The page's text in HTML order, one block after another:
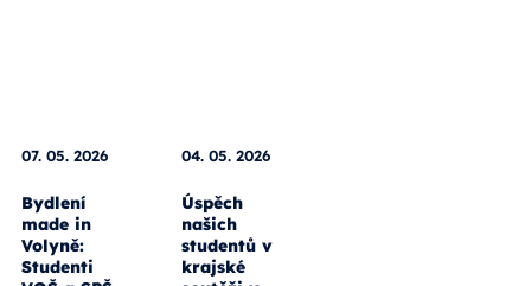
07. 05. 2026
Bydlení
made in
04. 05. 2026
Úspěch
našich